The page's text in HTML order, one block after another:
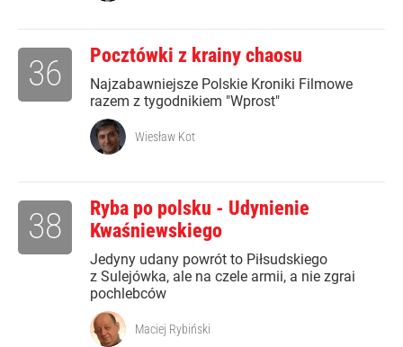
Pocztówki z krainy chaosu
Najzabawniejsze Polskie Kroniki Filmowe
razem z tygodnikiem "Wprost"
36
Wiesław Kot
Ryba po polsku - Udynienie
Kwaśniewskiego
Jedyny udany powrót to Piłsudskiego
z Sulejówka, ale na czele armii, a nie zgrai
pochlebców
38
Maciej Rybiński